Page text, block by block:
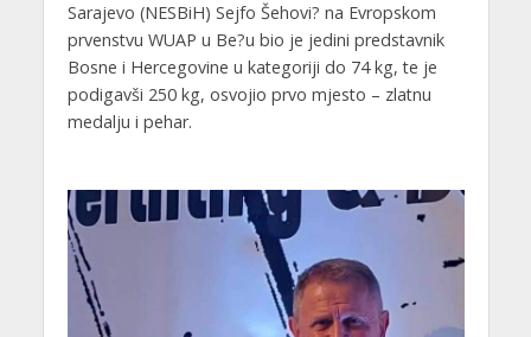
Sarajevo (NESBiH) Sejfo Šehovi? na Evropskom
prvenstvu WUAP u Be?u bio je jedini predstavnik
Bosne i Hercegovine u kategoriji do 74 kg, te je
podigavši 250 kg, osvojio prvo mjesto – zlatnu
medalju i pehar.